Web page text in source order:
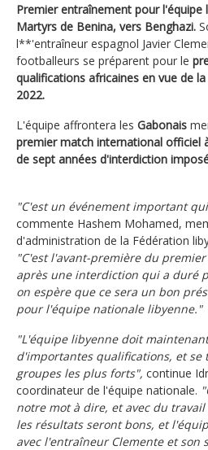
Premier entraînement pour l'équipe
Martyrs de Benina, vers Benghazi.
l**'entraîneur espagnol Javier
footballeurs se préparent pour le
qualifications africaines en vue de
2022.
L'équipe affrontera les Gabonais
premier match international officiel
de sept années d'interdiction
"C'est un événement important
commente Hashem Mohamed,
d'administration de la Fédération
"C'est l'avant-première du
après une interdiction qui a duré
on espère que ce sera un bon
pour l'équipe nationale libyenne."
"L'équipe libyenne doit
d'importantes qualifications, et se
groupes les plus forts", continue
coordinateur de l'équipe nationale.
notre mot à dire, et avec du
les résultats seront bons, et
avec l'entraîneur Clemente et son